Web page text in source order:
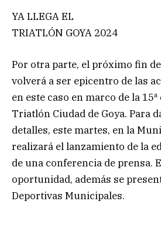
YA LLEGA EL
TRIATLÓN GOYA 2024
Por otra parte, el próximo fin
volverá a ser epicentro de las
en este caso en marco de la
Triatlón Ciudad de Goya. Para
detalles, este martes, en la
realizará el lanzamiento de la
de una conferencia de prensa.
oportunidad, además se
Deportivas Municipales.